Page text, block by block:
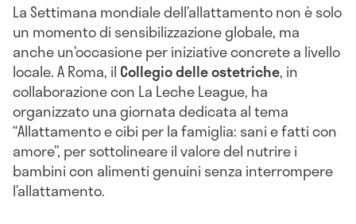
La Settimana mondiale dell’allattamento non è solo
un momento di sensibilizzazione globale, ma
anche un’occasione per iniziative concrete a livello
locale. A Roma, il Collegio delle ostetriche, in
collaborazione con La Leche League, ha
organizzato una giornata dedicata al tema
“Allattamento e cibi per la famiglia: sani e fatti con
amore”, per sottolineare il valore del nutrire i
bambini con alimenti genuini senza interrompere
l’allattamento.